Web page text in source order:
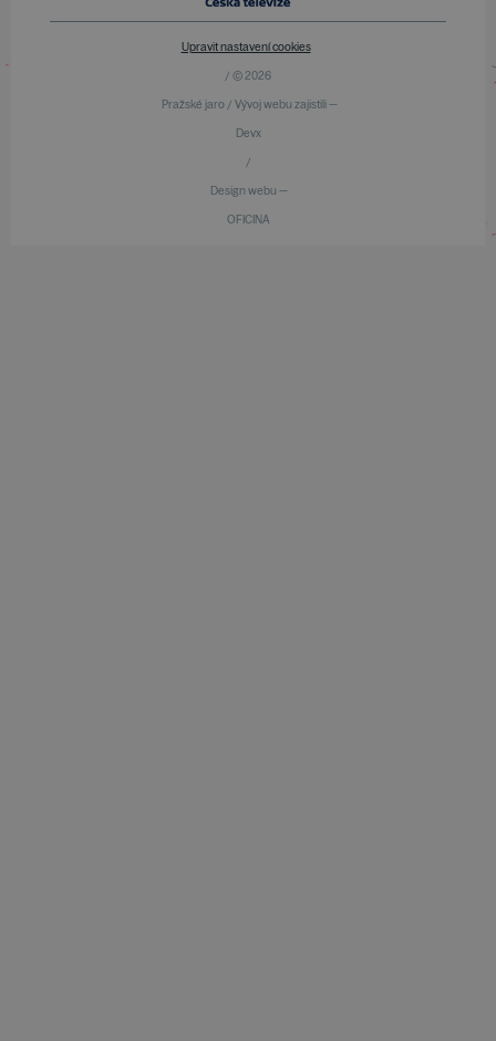
Upravit nastavení cookies
/ © 2026
Pražské jaro / Vývoj webu zajistili —
Devx
/
Design webu —
OFICINA